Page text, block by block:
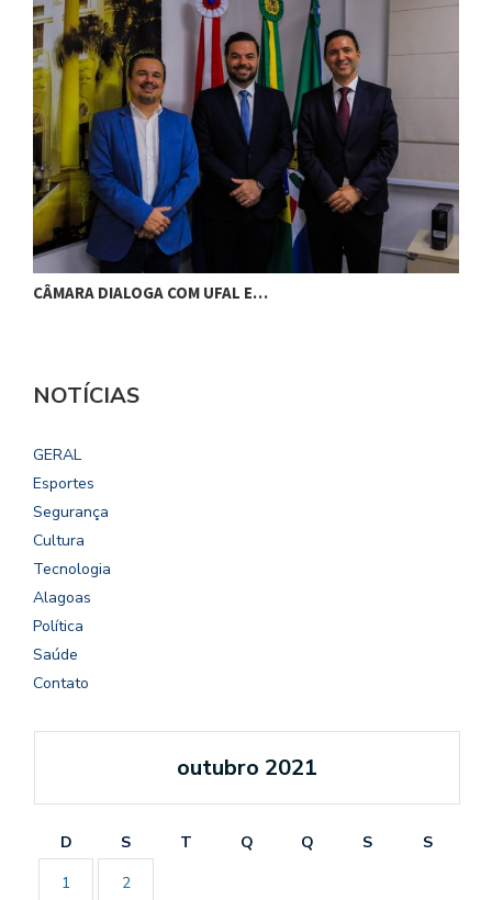
PREFEITO RODRIGO CUNHA EMPOSSA
NOTÍCIAS
GERAL
Esportes
Segurança
Cultura
Tecnologia
Alagoas
Política
Saúde
Contato
outubro 2021
D S T Q Q S
S
1
2